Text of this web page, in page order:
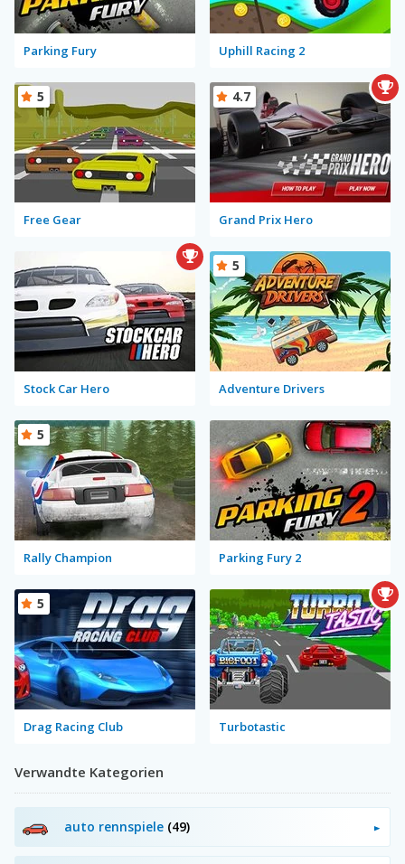
Parking Fury Uphill Racing 2
Free Gear
5
Grand Prix Hero
4.7
Stock Car Hero Adventure Drivers
5
Rally Champion
5
Parking Fury 2
Drag Racing Club
5
Turbotastic
Verwandte Kategorien
auto rennspiele (49)